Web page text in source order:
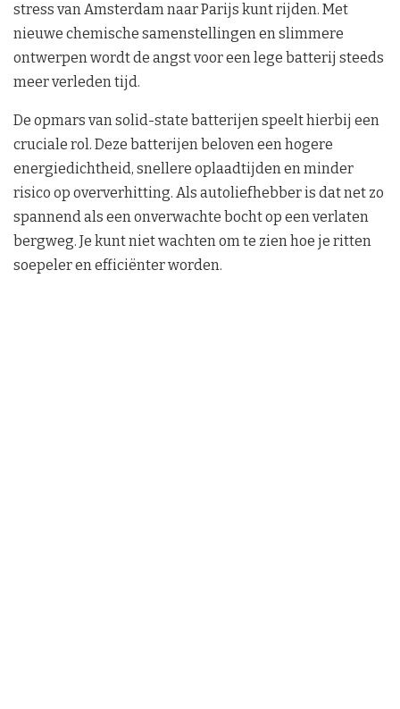
stress van Amsterdam naar Parijs kunt rijden. Met
nieuwe chemische samenstellingen en slimmere
ontwerpen wordt de angst voor een lege batterij steeds
meer verleden tijd.
De opmars van solid-state batterijen speelt hierbij een
cruciale rol. Deze batterijen beloven een hogere
energiedichtheid, snellere oplaadtijden en minder
risico op oververhitting. Als autoliefhebber is dat net zo
spannend als een onverwachte bocht op een verlaten
bergweg. Je kunt niet wachten om te zien hoe je ritten
soepeler en efficiënter worden.